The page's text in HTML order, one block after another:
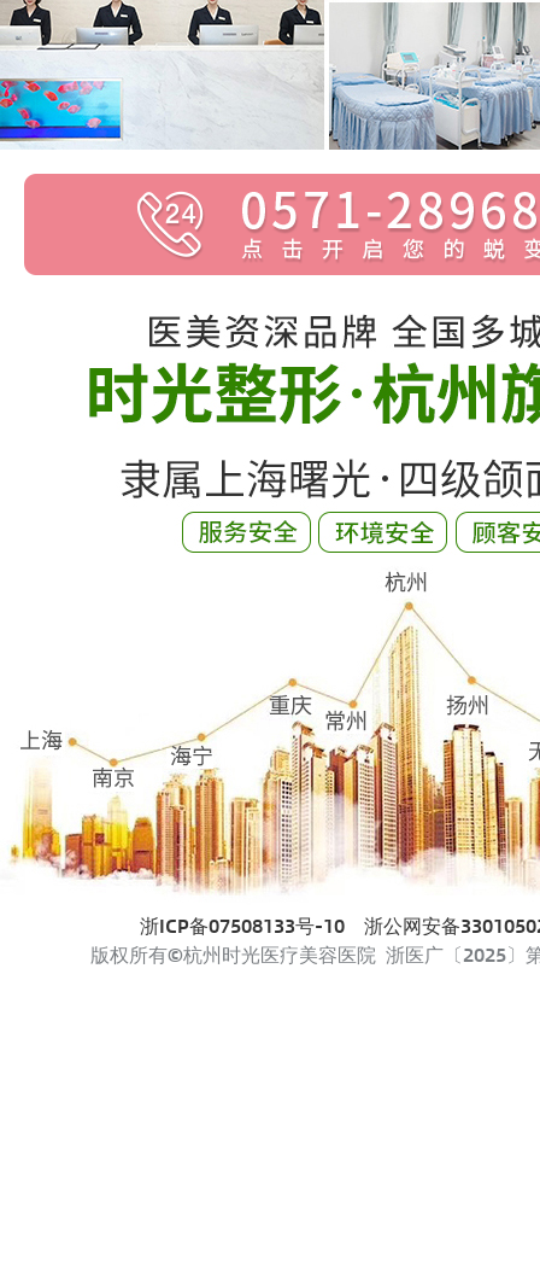
浙ICP备07508133号-10
浙公网安备
版权所有©杭州时光医疗美容医院 浙医广〔2025〕